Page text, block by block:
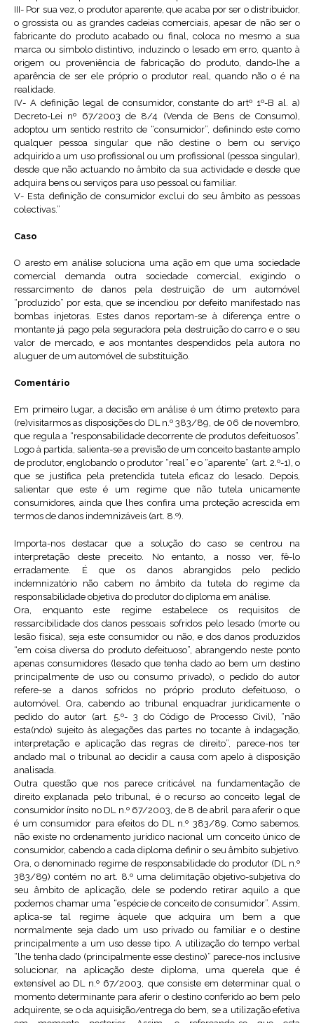
III- Por sua vez, o produtor aparente, que acaba por ser o distribuidor,
o grossista ou as grandes cadeias comerciais, apesar de não ser o
fabricante do produto acabado ou final, coloca no mesmo a sua
marca ou símbolo distintivo, induzindo o lesado em erro, quanto à
origem ou proveniência de fabricação do produto, dando-lhe a
aparência de ser ele próprio o produtor real, quando não o é na
realidade.
IV- A definição legal de consumidor, constante do artº 1º-B al. a)
Decreto-Lei nº 67/2003 de 8/4 (Venda de Bens de Consumo),
adoptou um sentido restrito de “consumidor”, definindo este como
qualquer pessoa singular que não destine o bem ou serviço
adquirido a um uso profissional ou um profissional (pessoa singular),
desde que não actuando no âmbito da sua actividade e desde que
adquira bens ou serviços para uso pessoal ou familiar.
V- Esta definição de consumidor exclui do seu âmbito as pessoas
colectivas.”
Caso
O aresto em análise soluciona uma ação em que uma sociedade
comercial demanda outra sociedade comercial, exigindo o
ressarcimento de danos pela destruição de um automóvel
“produzido” por esta, que se incendiou por defeito manifestado nas
bombas injetoras. Estes danos reportam-se à diferença entre o
montante já pago pela seguradora pela destruição do carro e o seu
valor de mercado, e aos montantes despendidos pela autora no
aluguer de um automóvel de substituição.
Comentário
Em primeiro lugar, a decisão em análise é um ótimo pretexto para
(re)visitarmos as disposições do DL n.º 383/89, de 06 de novembro,
que regula a “responsabilidade decorrente de produtos defeituosos”.
Logo à partida, salienta-se a previsão de um conceito bastante amplo
de produtor, englobando o produtor “real” e o “aparente” (art. 2.º-1), o
que se justifica pela pretendida tutela eficaz do lesado. Depois,
salientar que este é um regime que não tutela unicamente
consumidores, ainda que lhes confira uma proteção acrescida em
termos de danos indemnizáveis (art. 8.º).
Importa-nos destacar que a solução do caso se centrou na
interpretação deste preceito. No entanto, a nosso ver, fê-lo
erradamente. É que os danos abrangidos pelo pedido
indemnizatório não cabem no âmbito da tutela do regime da
responsabilidade objetiva do produtor do diploma em análise.
Ora, enquanto este regime estabelece os requisitos de
ressarcibilidade dos danos pessoais sofridos pelo lesado (morte ou
lesão física), seja este consumidor ou não, e dos danos produzidos
“em coisa diversa do produto defeituoso”, abrangendo neste ponto
apenas consumidores (lesado que tenha dado ao bem um destino
principalmente de uso ou consumo privado), o pedido do autor
refere-se a danos sofridos no próprio produto defeituoso, o
automóvel. Ora, cabendo ao tribunal enquadrar juridicamente o
pedido do autor (art. 5.º- 3 do Código de Processo Civil), “não
esta(ndo) sujeito às alegações das partes no tocante à indagação,
interpretação e aplicação das regras de direito”, parece-nos ter
andado mal o tribunal ao decidir a causa com apelo à disposição
analisada.
Outra questão que nos parece criticável na fundamentação de
direito explanada pelo tribunal, é o recurso ao conceito legal de
consumidor ínsito no DL n.º 67/2003, de 8 de abril para aferir o que
é um consumidor para efeitos do DL n.º 383/89. Como sabemos,
não existe no ordenamento jurídico nacional um conceito único de
consumidor, cabendo a cada diploma definir o seu âmbito subjetivo.
Ora, o denominado regime de responsabilidade do produtor (DL n.º
383/89) contém no art. 8.º uma delimitação objetivo-subjetiva do
seu âmbito de aplicação, dele se podendo retirar aquilo a que
podemos chamar uma “espécie de conceito de consumidor”. Assim,
aplica-se tal regime àquele que adquira um bem a que
normalmente seja dado um uso privado ou familiar e o destine
principalmente a um uso desse tipo. A utilização do tempo verbal
“lhe tenha dado (principalmente esse destino)” parece-nos inclusive
solucionar, na aplicação deste diploma, uma querela que é
extensível ao DL n.º 67/2003, que consiste em determinar qual o
momento determinante para aferir o destino conferido ao bem pelo
adquirente, se o da aquisição/entrega do bem, se a utilização efetiva